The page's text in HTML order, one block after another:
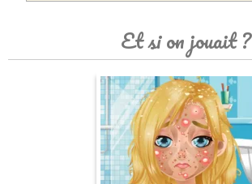
Et si on jouait ?